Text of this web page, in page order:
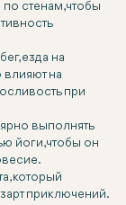
по стенам, чтобы
езда на
на
при
выполнять
йоги, чтобы он
который
приключений.